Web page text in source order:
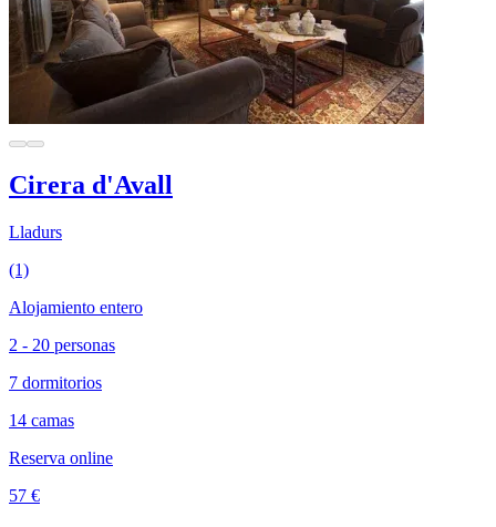
Cirera d'Avall
Lladurs
(1)
Alojamiento entero
2 - 20 personas
7 dormitorios
14 camas
Reserva online
57 €